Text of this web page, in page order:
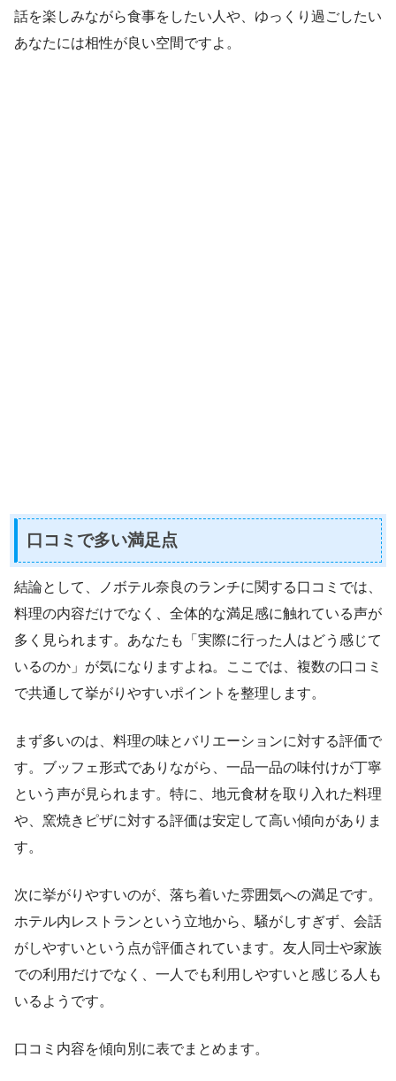
話を楽しみながら食事をしたい人や、ゆっくり過ごしたい
あなたには相性が良い空間ですよ。
口コミで多い満足点
結論として、ノボテル奈良のランチに関する口コミでは、
料理の内容だけでなく、全体的な満足感に触れている声が
多く見られます。あなたも「実際に行った人はどう感じて
いるのか」が気になりますよね。ここでは、複数の口コミ
で共通して挙がりやすいポイントを整理します。
まず多いのは、料理の味とバリエーションに対する評価で
す。ブッフェ形式でありながら、一品一品の味付けが丁寧
という声が見られます。特に、地元食材を取り入れた料理
や、窯焼きピザに対する評価は安定して高い傾向がありま
す。
次に挙がりやすいのが、落ち着いた雰囲気への満足です。
ホテル内レストランという立地から、騒がしすぎず、会話
がしやすいという点が評価されています。友人同士や家族
での利用だけでなく、一人でも利用しやすいと感じる人も
いるようです。
口コミ内容を傾向別に表でまとめます。